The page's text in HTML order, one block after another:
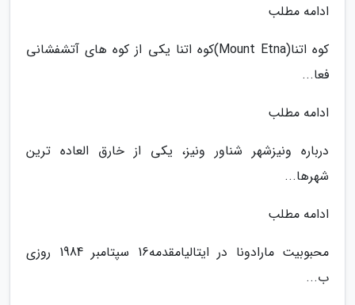
ادامه مطلب
کوه اتنا(Mount Etna)کوه اتنا یکی از کوه های آتشفشانی
فعا...
ادامه مطلب
درباره ونیزشهر شناور ونیز، یکی از خارق العاده ترین
شهرها...
ادامه مطلب
محبوبیت مارادونا در ایتالیامقدمه16 سپتامبر 1984 روزی
ب...